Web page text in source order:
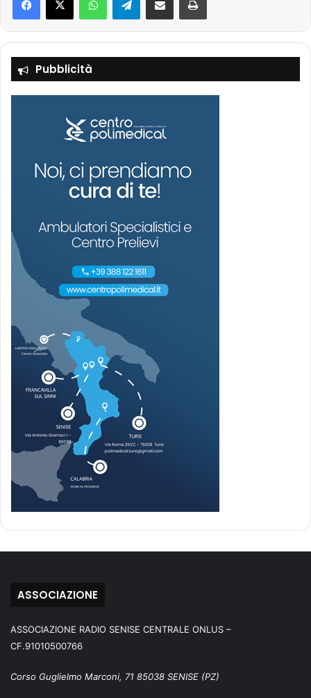
Pubblicità
ASSOCIAZIONE
ASSOCIAZIONE RADIO SENISE CENTRALE ONLUS –
CF.91010500766
Corso Guglielmo Marconi, 71 85038 SENISE (PZ)